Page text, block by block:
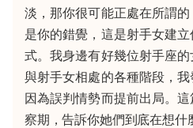
淡，那你很可能正處在所謂
是你的錯覺，這是射手女建
式。我身邊有好幾位射手座
與射手女相處的各種階段，
因為誤判情勢而提前出局。
察期，告訴你她們到底在想什